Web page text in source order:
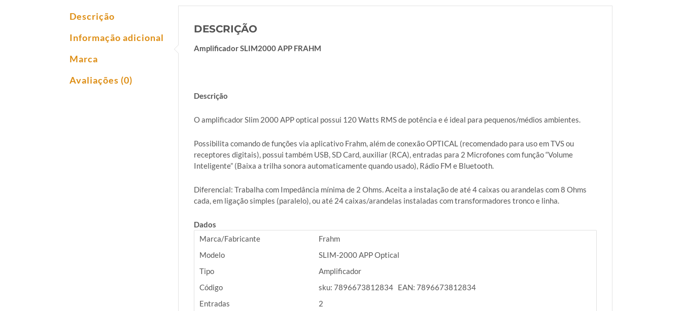
Descrição
Informação adicional
Marca
Avaliações (0)
DESCRIÇÃO
Amplificador SLIM2000 APP FRAHM
Descrição
O amplificador Slim 2000 APP optical possui 120 Watts RMS de potência e é ideal para pequenos/médios ambientes.
Possibilita comando de funções via aplicativo Frahm, além de conexão OPTICAL (recomendado para uso em TVS ou
receptores digitais), possui também USB, SD Card, auxiliar (RCA), entradas para 2 Microfones com função “Volume
Inteligente” (Baixa a trilha sonora automaticamente quando usado), Rádio FM e Bluetooth.
Diferencial: Trabalha com Impedância mínima de 2 Ohms. Aceita a instalação de até 4 caixas ou arandelas com 8 Ohms
cada, em ligação simples (paralelo), ou até 24 caixas/arandelas instaladas com transformadores tronco e linha.
Dados
Marca/Fabricante
Frahm
Modelo
SLIM-2000 APP Optical
Tipo
Amplificador
Código
sku: 7896673812834 EAN: 7896673812834
Entradas
2